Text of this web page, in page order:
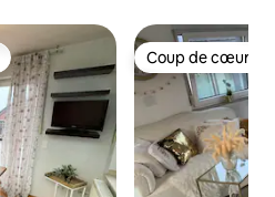
Coup de cœur
Coup de cœur